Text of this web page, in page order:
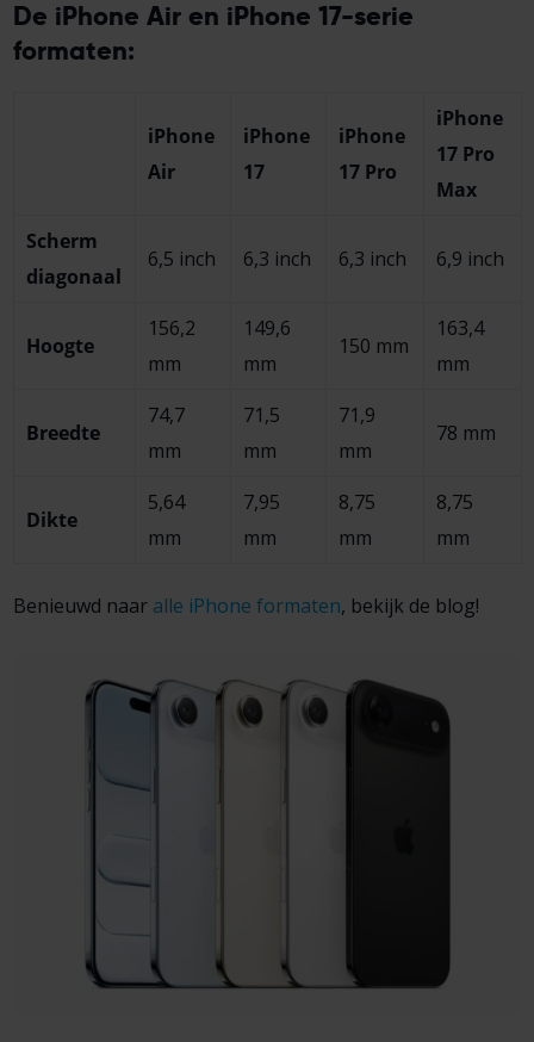
De iPhone Air en iPhone 17-serie
formaten:
iPhone
Air
iPhone
17
iPhone
17 Pro
iPhone
17 Pro
Max
Scherm
diagonaal
6,5 inch 6,3 inch 6,3 inch 6,9 inch
Hoogte
156,2
mm
149,6
mm
150 mm
163,4
mm
Breedte
74,7
mm
71,5
mm
71,9
mm
78 mm
Dikte
5,64
mm
7,95
mm
8,75
mm
8,75
mm
Benieuwd naar alle iPhone formaten, bekijk de blog!